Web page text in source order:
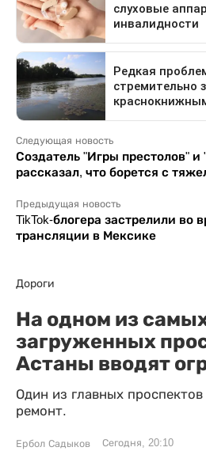
Следующая новость
Создатель "Игры престолов"
рассказал, что борется с
Предыдущая новость
TikTok-блогера застрелили во
трансляции в Мексике
Дороги
На одном из
загруженных
Астаны вводят
Один из главных
ремонт.
Ербол Садыков Сегодня, 20:10